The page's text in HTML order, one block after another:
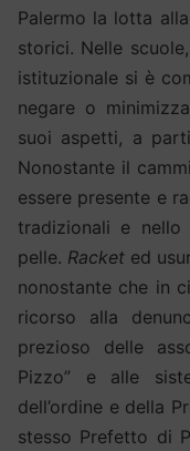
Palermo la lotta
storici. Nelle
istituzionale si è
negare o
suoi aspetti, a
Nonostante il
essere presente e
tradizionali e nello
pelle. Racket ed
nonostante che in
ricorso alla
prezioso delle
Pizzo” e alle
dell’ordine e della
stesso Prefetto di